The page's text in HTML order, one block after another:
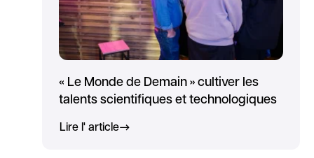
« Le Monde de Demain » cultiver les
talents scientifiques et technologiques
Lire l' article